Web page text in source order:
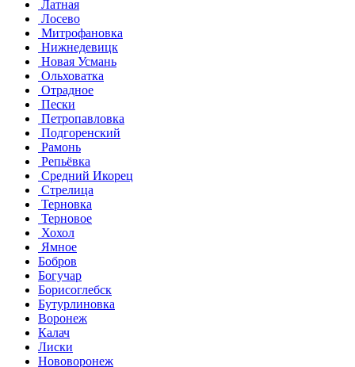
Латная
Лосево
Митрофановка
Нижнедевицк
Новая Усмань
Ольховатка
Отрадное
Пески
Петропавловка
Подгоренский
Рамонь
Репьёвка
Средний Икорец
Стрелица
Терновка
Терновое
Хохол
Ямное
Бобров
Богучар
Борисоглебск
Бутурлиновка
Воронеж
Калач
Лиски
Нововоронеж